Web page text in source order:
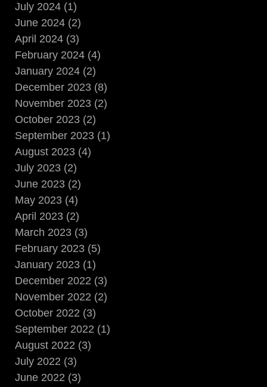
July 2024 (1)
June 2024 (2)
April 2024 (3)
February 2024 (4)
January 2024 (2)
December 2023 (8)
November 2023 (2)
October 2023 (2)
September 2023 (1)
August 2023 (4)
July 2023 (2)
June 2023 (2)
May 2023 (4)
April 2023 (2)
March 2023 (3)
February 2023 (5)
January 2023 (1)
December 2022 (3)
November 2022 (2)
October 2022 (3)
September 2022 (1)
August 2022 (3)
July 2022 (3)
June 2022 (3)